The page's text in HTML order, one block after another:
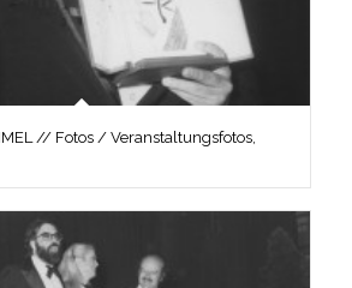
// Fotos / Veranstaltungsfotos,